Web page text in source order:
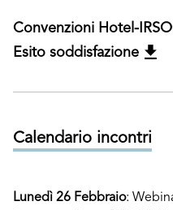
Convenzioni Hotel-
Esito soddisfazione
Calendario incontri
Lunedì 26 Febbraio: